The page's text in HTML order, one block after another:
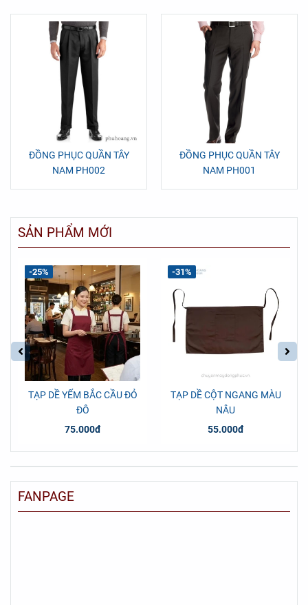
ĐỒNG PHỤC QUẦN TÂY
NAM PH002
ĐỒNG PHỤC QUẦN TÂY
NAM PH001
SẢN PHẨM MỚI
TẠP DỀ YẾM BẮC CẦU ĐỎ
ĐÔ
75.000đ
-25%
TẠP DỀ CỘT NGANG MÀU
NÂU
55.000đ
-31%
FANPAGE